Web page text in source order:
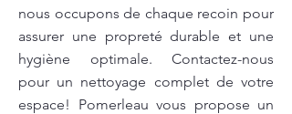
nous occupons de chaque recoin pour
assurer une propreté durable et une
hygiène optimale. Contactez-nous
pour un nettoyage complet de votre
espace! Pomerleau vous propose un